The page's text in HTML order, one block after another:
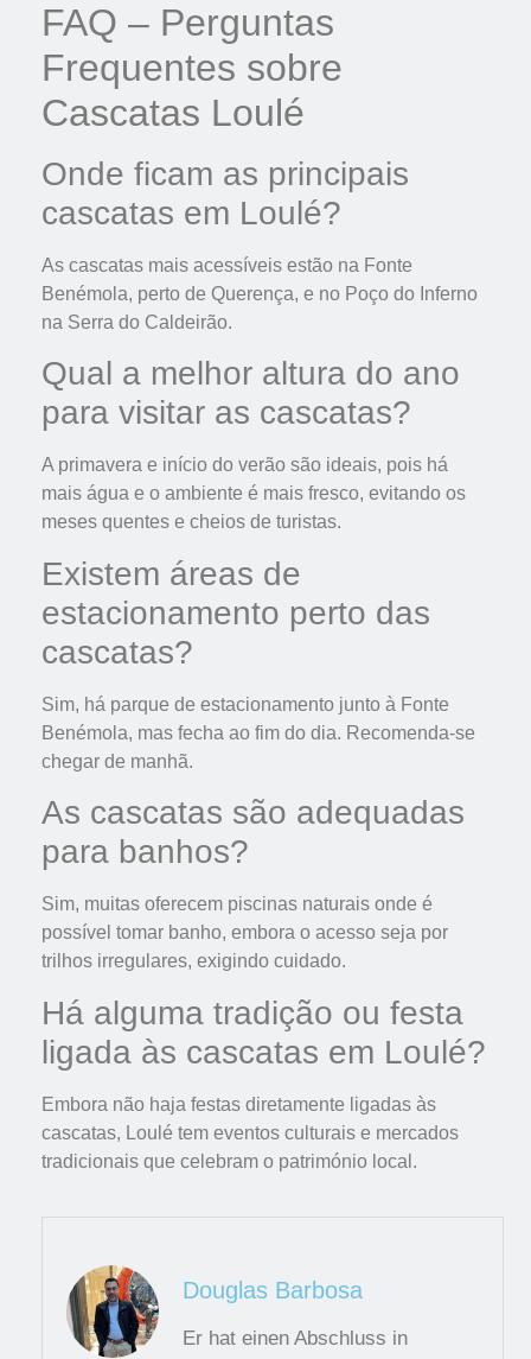
FAQ – Perguntas
Frequentes sobre
Cascatas Loulé
Onde ficam as principais
cascatas em Loulé?
As cascatas mais acessíveis estão na Fonte
Benémola, perto de Querença, e no Poço do Inferno
na Serra do Caldeirão.
Qual a melhor altura do ano
para visitar as cascatas?
A primavera e início do verão são ideais, pois há
mais água e o ambiente é mais fresco, evitando os
meses quentes e cheios de turistas.
Existem áreas de
estacionamento perto das
cascatas?
Sim, há parque de estacionamento junto à Fonte
Benémola, mas fecha ao fim do dia. Recomenda-se
chegar de manhã.
As cascatas são adequadas
para banhos?
Sim, muitas oferecem piscinas naturais onde é
possível tomar banho, embora o acesso seja por
trilhos irregulares, exigindo cuidado.
Há alguma tradição ou festa
ligada às cascatas em Loulé?
Embora não haja festas diretamente ligadas às
cascatas, Loulé tem eventos culturais e mercados
tradicionais que celebram o património local.
Douglas Barbosa
Er hat einen Abschluss in